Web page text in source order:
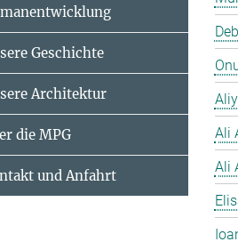
Ali
Ali
Geschichte
Architektur
die MPG
und Anfahrt